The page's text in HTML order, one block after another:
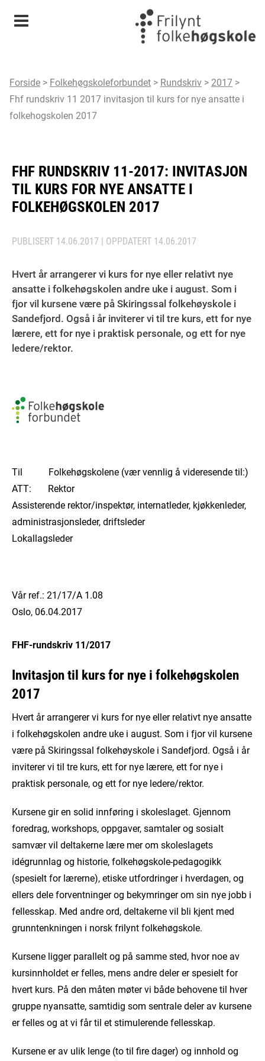
Meny
Forside > Folkehøgskoleforbundet > Rundskriv > 2017 >
Fhf rundskriv 11 2017 invitasjon til kurs for nye ansatte i
folkehogskolen 2017
FHF RUNDSKRIV 11-2017: INVITASJON
TIL KURS FOR NYE ANSATTE I
FOLKEHØGSKOLEN 2017
PUBLISERT 14.06.2017 | OPPDATERT 14.06.2017
Hvert år arrangerer vi kurs for nye eller relativt nye
ansatte i folkehøgskolen andre uke i august. Som i
fjor vil kursene være på Skiringssal folkehøyskole i
Sandefjord. Også i år inviterer vi til tre kurs, ett for nye
lærere, ett for nye i praktisk personale, og ett for nye
ledere/rektor.
Til Folkehøgskolene (vær vennlig å videresende til:)
ATT: Rektor
Assisterende rektor/inspektør, internatleder, kjøkkenleder,
administrasjonsleder, driftsleder
Lokallagsleder
Vår ref.: 21/17/A 1.08
Oslo, 06.04.2017
FHF-rundskriv 11/2017
Invitasjon til kurs for nye i folkehøgskolen
2017
Hvert år arrangerer vi kurs for nye eller relativt nye ansatte
i folkehøgskolen andre uke i august. Som i fjor vil kursene
være på Skiringssal folkehøyskole i Sandefjord. Også i år
inviterer vi til tre kurs, ett for nye lærere, ett for nye i
praktisk personale, og ett for nye ledere/rektor.
Kursene gir en solid innføring i skoleslaget. Gjennom
foredrag, workshops, oppgaver, samtaler og sosialt
samvær vil deltakerne lære mer om skoleslagets
idégrunnlag og historie, folkehøgskole-pedagogikk
(spesielt for lærerne), etiske utfordringer i hverdagen, og
ellers dele forventninger og bekymringer om sin nye jobb i
fellesskap. Med andre ord, deltakerne vil bli kjent med
grunntenkningen i norsk frilynt folkehøgskole.
Kursene ligger parallelt og på samme sted, hvor noe av
kursinnholdet er felles, mens andre deler er spesielt for
hvert kurs. På den måten møter vi både behovene til hver
gruppe nyansatte, samtidig som sentrale deler av kursene
er felles og at vi får til et stimulerende fellesskap.
Kursene er av ulik lenge (to til fire dager) og innhold og